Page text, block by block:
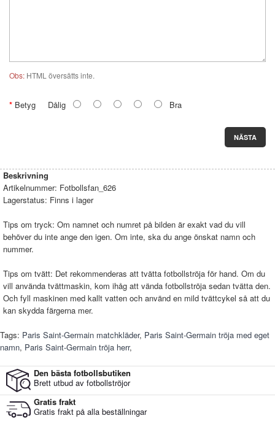
Obs: HTML översätts inte.
Betyg Dålig Bra
NÄSTA
Beskrivning
Artikelnummer: Fotbollsfan_626
Lagerstatus: Finns i lager
Tips om tryck: Om namnet och numret på bilden är exakt vad du vill
behöver du inte ange den igen. Om inte, ska du ange önskat namn och
nummer.
Tips om tvätt: Det rekommenderas att tvätta fotbollströja för hand. Om du
vill använda tvättmaskin, kom ihåg att vända fotbollströja sedan tvätta den.
Och fyll maskinen med kallt vatten och använd en mild tvättcykel så att du
kan skydda färgerna mer.
Tags: Paris Saint-Germain matchkläder, Paris Saint-Germain tröja med eget
namn, Paris Saint-Germain tröja herr,
Den bästa fotbollsbutiken
Brett utbud av fotbollströjor
Gratis frakt
Gratis frakt på alla beställningar